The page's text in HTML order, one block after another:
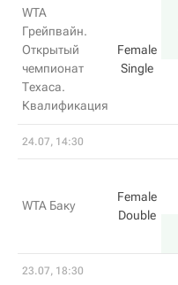
WTA
Грейпвайн.
Открытый
чемпионат
Техаса.
Квалификация
Female
Single
24.07, 14:30
WTA Баку
Female
Double
23.07, 18:30